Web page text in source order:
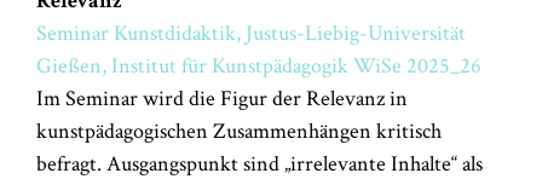
Seminar Kunstdidaktik, Justus-Liebig-Universität
Gießen, Institut für Kunstpädagogik WiSe 2025_26
Im Seminar wird die Figur der Relevanz in
kunstpädagogischen Zusammenhängen kritisch
befragt. Ausgangspunkt sind „irrelevante Inhalte“ als